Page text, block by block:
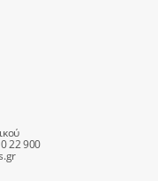
22 900